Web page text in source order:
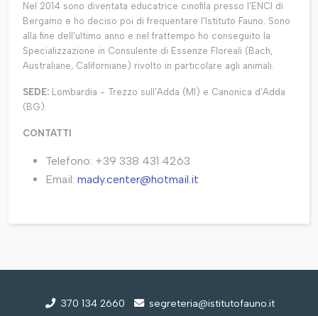
Nel 2014 sono diventata educatrice cinofila presso l'ENCI di
Bergamo e ho deciso poi di frequentare l'Istituto Fauno. Sono
alla fine dell'ultimo anno e nel frattempo ho conseguito la
Specializzazione in Consulente di Essenze Floreali (Bach,
Australiane, Californiane) rivolto in particolare agli animali.
SEDE: Lombardia - Trezzo sull'Adda (MI) e Canonica d'Adda
(BG).
CONTATTI
Telefono: +39 338 431 4263
Email: mady.center@hotmail.it
370 134 2660 segreteria@istitutofauno.it